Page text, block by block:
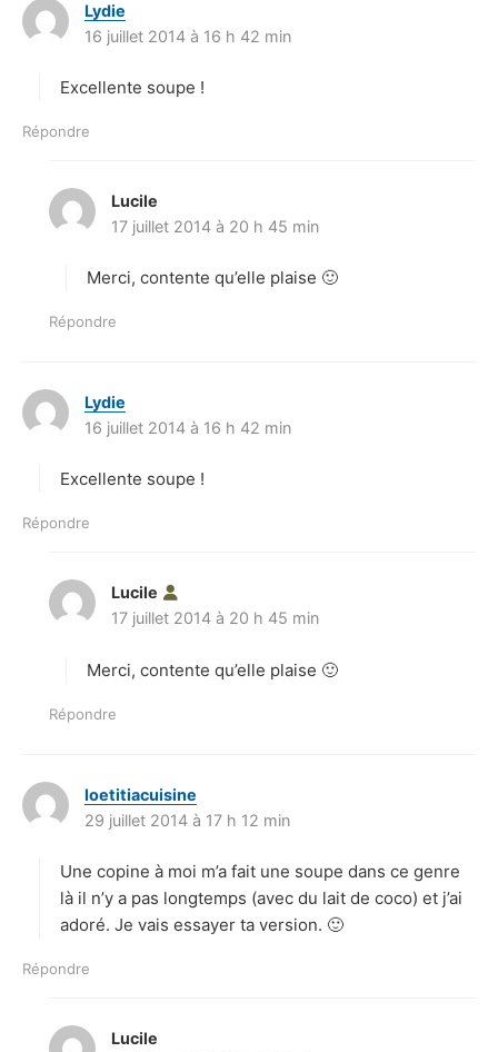
Lydie
i
16 juillet 2014 à 16 h 42 min
Excellente soupe !
Répondre
Lucile
i
17 juillet 2014 à 20 h 45 min
Merci, contente qu’elle plaise 🙂
Répondre
Lydie
i
16 juillet 2014 à 16 h 42 min
Excellente soupe !
Répondre
Lucile
i
17 juillet 2014 à 20 h 45 min
Merci, contente qu’elle plaise 🙂
Répondre
loetitiacuisine
i
:
29 juillet 2014 à 17 h 12 min
Une copine à moi m’a fait une soupe dans ce genre
là il n’y a pas longtemps (avec du lait de coco) et j’ai
adoré. Je vais essayer ta version. 🙂
Répondre
Lucile